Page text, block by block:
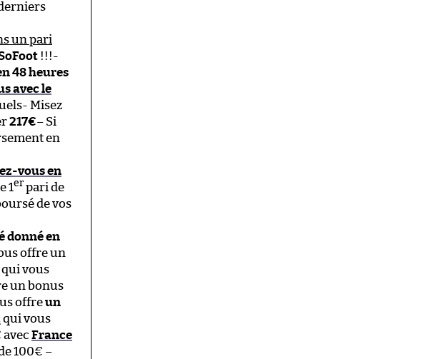
un pari
!!!-
48 heures
avec le
Misez
217€– Si
en
vous en
1er pari de
de vos
donné en
offre un
qui vous
un bonus
offreun
qui vous
avec France
100€ –